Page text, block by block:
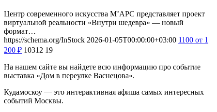
Центр современного искусства М’АРС представляет проект
виртуальной реальности «Внутри шедевра» — новый
формат…
https://schema.org/InStock 2026-01-05T00:00:00+03:00 1100 от 1
200 ₽ 10312 19
На нашем сайте вы найдете всю информацию про событие
выставка «Дом в переулке Васнецова».
Кудамоскоу — это интерактивная афиша самых интересных
событий Москвы.